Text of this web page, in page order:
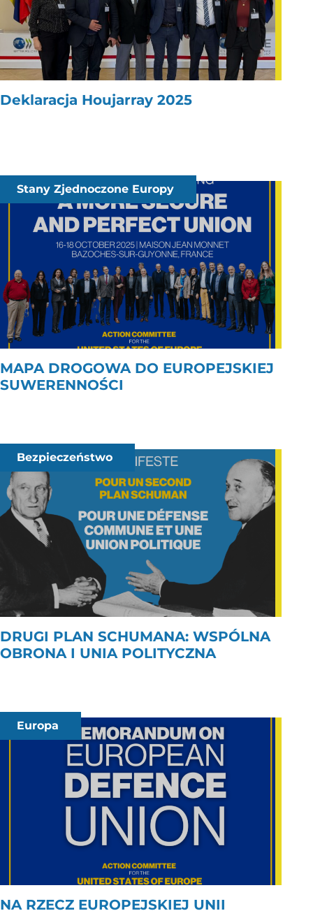
Deklaracja Houjarray 2025
Stany Zjednoczone Europy
MAPA DROGOWA DO EUROPEJSKIEJ
SUWERENNOŚCI
Bezpieczeństwo
DRUGI PLAN SCHUMANA: WSPÓLNA
OBRONA I UNIA POLITYCZNA
Europa
NA RZECZ EUROPEJSKIEJ UNII